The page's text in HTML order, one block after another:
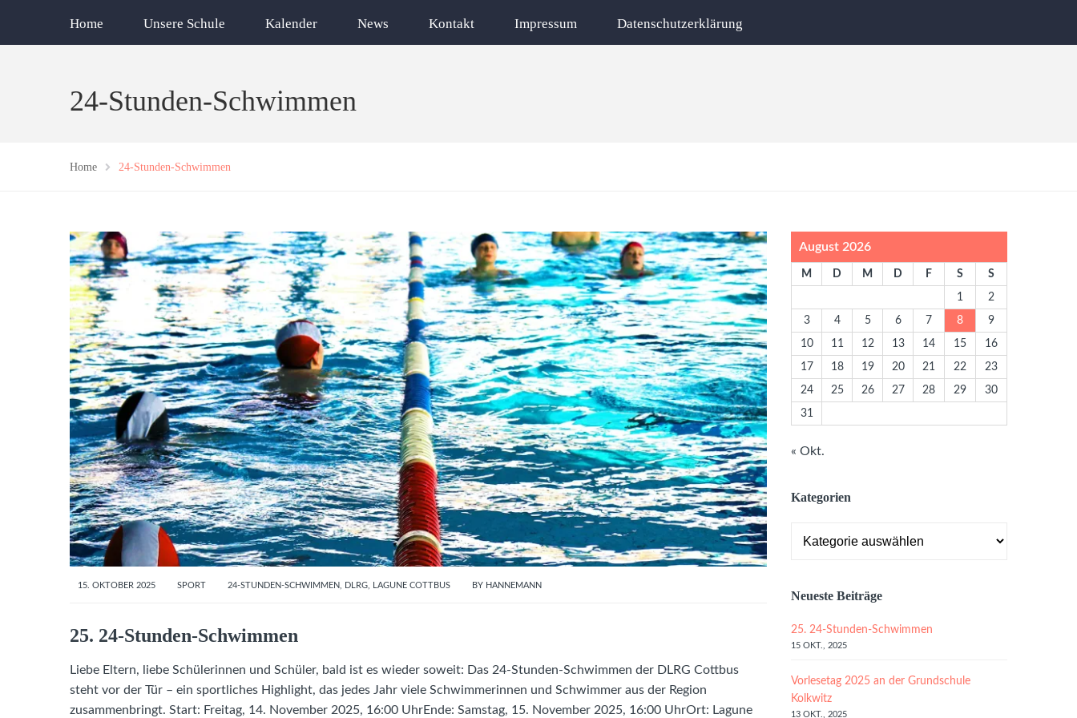
Home Unsere Schule Kalender News Kontakt Impressum Datenschutzerklärung
24-Stunden-Schwimmen
Home 24-Stunden-Schwimmen
15. OKTOBER 2025 SPORT 24-STUNDEN-SCHWIMMEN DLRG LAGUNE COTTBUS BY HANNEMANN
25. 24-Stunden-Schwimmen
Liebe Eltern, liebe Schülerinnen und Schüler, bald ist es wieder soweit: Das 24-Stunden-Schwimmen der DLRG Cottbus
steht vor der Tür – ein sportliches Highlight, das jedes Jahr viele Schwimmerinnen und Schwimmer aus der Region
zusammenbringt. Start: Freitag, 14. November 2025, 16:00 UhrEnde: Samstag, 15. November 2025, 16:00 UhrOrt: Lagune
August 2026
M D M D F S S
1 2
3 4 5 6 7 8 9
10 11 12 13 14 15 16
17 18 19 20 21 22 23
24 25 26 27 28 29 30
31
« Okt.
Kategorien
Neueste Beiträge
25. 24-Stunden-Schwimmen
15 OKT., 2025
Vorlesetag 2025 an der Grundschule
Kolkwitz
13 OKT., 2025